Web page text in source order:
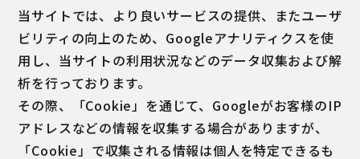
当サイトでは、より良いサービスの提供、またユーザ
ビリティの向上のため、Googleアナリティクスを使
用し、当サイトの利用状況などのデータ収集および解
析を行っております。
その際、「Cookie」を通じて、Googleがお客様のIP
アドレスなどの情報を収集する場合がありますが、
「Cookie」で収集される情報は個人を特定できるも